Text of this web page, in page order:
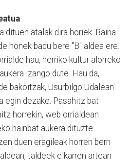
dituen atalak dira horiek. Baina
honek badu bere "B" aldea ere.
hau, herriko kultur alorreko
izango dute. Hau da,
bakoitzak, Usurbilgo Udalean
egin dezake. Pasahitz bat
horrekin, web orrialdean
hainbat aukera dituzte.
duen eragileak horren berri
taldeek elkarren artean